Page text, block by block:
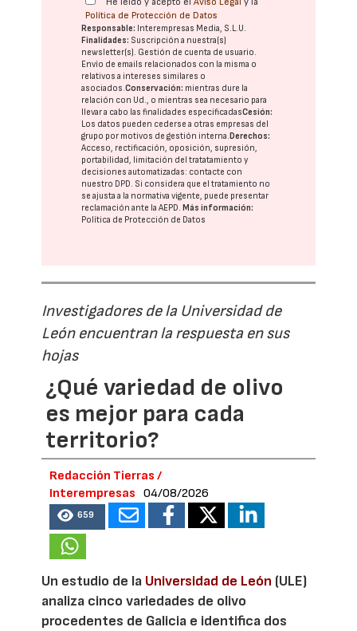
Política de Protección de Datos
Responsable: Interempresas Media, S.L.U.
Finalidades: Suscripción a nuestra(s)
newsletter(s). Gestión de cuenta de usuario.
Envío de emails relacionados con la misma o
relativos a intereses similares o
asociados.Conservación: mientras dure la
relación con Ud., o mientras sea necesario para
llevar a cabo las finalidades especificadasCesión:
Los datos pueden cederse a otras empresas del
grupo por motivos de gestión interna. Derechos:
Acceso, rectificación, oposición, supresión,
portabilidad, limitación del tratatamiento y
decisiones automatizadas: contacte con
nuestro DPD. Si considera que el tratamiento no
se ajusta a la normativa vigente, puede presentar
reclamación ante laAEPD. Más información:
Política de Protección de Datos
Investigadores de la Universidad de
León encuentran la respuesta en sus
hojas
¿Qué variedad de olivo
es mejor para cada
territorio?
Redacción Tierras /
Interempresas
04/08/2026
659
Un estudio de la Universidad de León (ULE)
analiza cinco variedades de olivo
procedentes de Galicia e identifica dos